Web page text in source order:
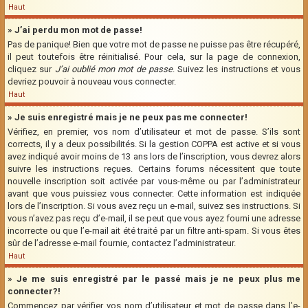
Haut
» J’ai perdu mon mot de passe!
Pas de panique! Bien que votre mot de passe ne puisse pas être récupéré,
il peut toutefois être réinitialisé. Pour cela, sur la page de connexion,
cliquez sur J’ai oublié mon mot de passe. Suivez les instructions et vous
devriez pouvoir à nouveau vous connecter.
Haut
» Je suis enregistré mais je ne peux pas me connecter!
Vérifiez, en premier, vos nom d’utilisateur et mot de passe. S’ils sont
corrects, il y a deux possibilités. Si la gestion COPPA est active et si vous
avez indiqué avoir moins de 13 ans lors de l’inscription, vous devrez alors
suivre les instructions reçues. Certains forums nécessitent que toute
nouvelle inscription soit activée par vous-même ou par l’administrateur
avant que vous puissiez vous connecter. Cette information est indiquée
lors de l’inscription. Si vous avez reçu un e-mail, suivez ses instructions. Si
vous n’avez pas reçu d’e-mail, il se peut que vous ayez fourni une adresse
incorrecte ou que l’e-mail ait été traité par un filtre anti-spam. Si vous êtes
sûr de l’adresse e-mail fournie, contactez l’administrateur.
Haut
» Je me suis enregistré par le passé mais je ne peux plus me
connecter?!
Commencez par vérifier vos nom d’utilisateur et mot de passe dans l’e-